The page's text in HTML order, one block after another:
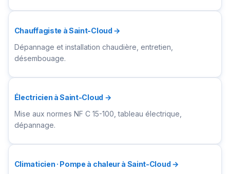
Chauffagiste à Saint-Cloud →
Dépannage et installation chaudière, entretien,
désembouage.
Électricien à Saint-Cloud →
Mise aux normes NF C 15-100, tableau électrique,
dépannage.
Climaticien · Pompe à chaleur à Saint-Cloud →